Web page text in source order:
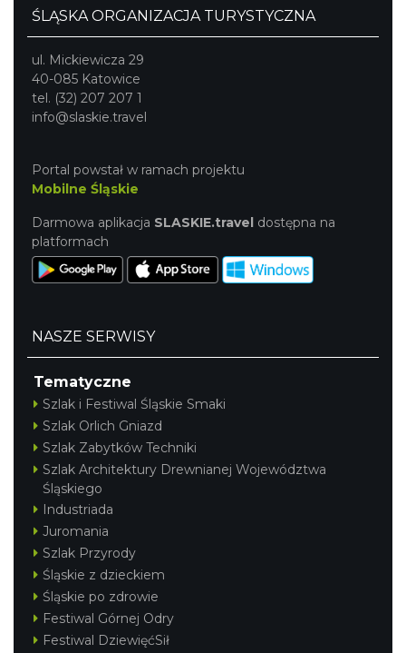
ŚLĄSKA ORGANIZACJA TURYSTYCZNA
ul. Mickiewicza 29
40-085 Katowice
tel. (32) 207 207 1
info@slaskie.travel
Portal powstał w ramach projektu
Mobilne Śląskie
Darmowa aplikacja SLASKIE.travel dostępna na
platformach
NASZE SERWISY
Tematyczne
Szlak i Festiwal Śląskie Smaki
Szlak Orlich Gniazd
Szlak Zabytków Techniki
Szlak Architektury Drewnianej Województwa
Śląskiego
Industriada
Juromania
Szlak Przyrody
Śląskie z dzieckiem
Śląskie po zdrowie
Festiwal Górnej Odry
Festiwal DziewięćSił